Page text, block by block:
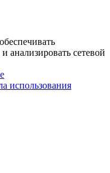
анализировать сетевой
использования